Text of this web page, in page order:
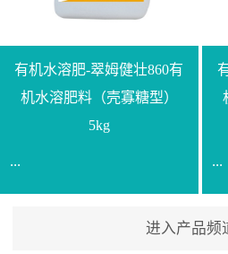
用方法】1、飞防：每亩
复配其他农药、肥料并提
高药效，间隔2-3周，可连
释均匀喷施苗床;移栽前一
天，用同样方法再喷施一
次。移栽前使用，储存在
苗株体内，移栽后，逐步
有机水溶肥-翠姆健壮860有
机水溶肥料（壳寡糖型）
5kg
...
【通用名称】有机水溶肥
...
进入产品频